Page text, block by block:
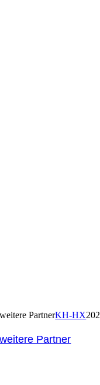
weitere PartnerKH-HX
weitere Partner